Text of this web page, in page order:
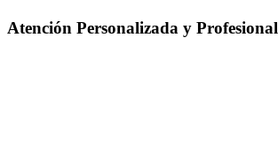
Atención Personalizada y Profesional